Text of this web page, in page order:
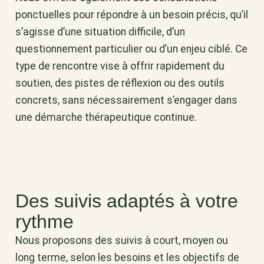
ponctuelles pour répondre à un besoin précis, qu’il
s’agisse d’une situation difficile, d’un
questionnement particulier ou d’un enjeu ciblé. Ce
type de rencontre vise à offrir rapidement du
soutien, des pistes de réflexion ou des outils
concrets, sans nécessairement s’engager dans
une démarche thérapeutique continue.
Des suivis adaptés à votre
rythme
Nous proposons des suivis à court, moyen ou
long terme, selon les besoins et les objectifs de